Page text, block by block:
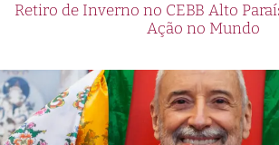
Retiro de Inverno no CEBB Alto
Ação no Mundo